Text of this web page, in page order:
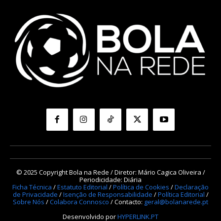
© 2025 Copyright Bola na Rede / Diretor: Mário Cagica Oliveira /
Periodicidade: Diária
Ficha Técnica /Estatuto Editorial /Política de Cookies /Declaração
de Privacidade /Isenção de Responsabilidade /Política Editorial /
Sobre Nós /Colabora Connosco / Contacto: geral@bolanarede.pt
Desenvolvido porHYPERLINK.PT